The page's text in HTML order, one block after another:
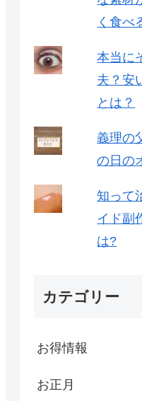
く食べ
本当に
夫？安
とは？
義理の
の日の
知って
イド副
は?
カテゴリー
お得情報
お正月